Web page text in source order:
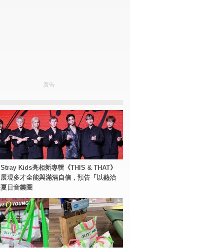
廣告
Kids亮相新專輯《THIS & THAT》
現多才全能與滿滿自信，預告「以熱治
日音樂圈